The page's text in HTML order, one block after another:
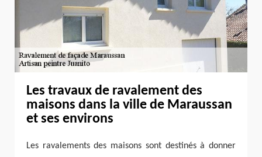
Les travaux de ravalement des
maisons dans la ville de Maraussan
et ses environs
Les ravalements des maisons sont destinés à donner